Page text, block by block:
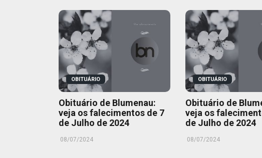
OBITUÁRIO
Obituário de Blumenau:
veja os falecimentos de 7
de Julho de 2024
08/07/2024
OBITUÁRIO
Obituário de
veja os
de Julho de 2024
08/07/2024